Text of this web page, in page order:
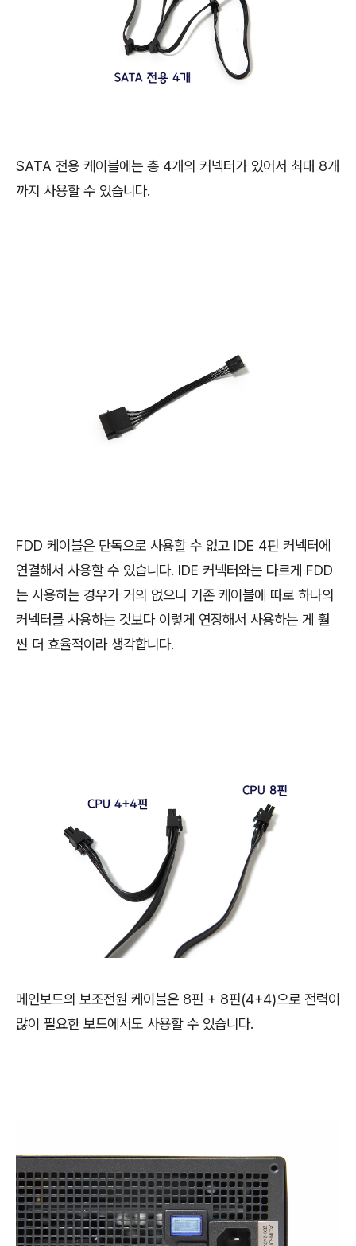
SATA 전용 케이블에는 총 4개의 커넥터가 있어서 최대 8개
까지 사용할 수 있습니다.
FDD 케이블은 단독으로 사용할 수 없고 IDE 4핀 커넥터에
연결해서 사용할 수 있습니다. IDE 커넥터와는 다르게 FDD
는 사용하는 경우가 거의 없으니 기존 케이블에 따로 하나의
커넥터를 사용하는 것보다 이렇게 연장해서 사용하는 게 훨
씬 더 효율적이라 생각합니다.
메인보드의 보조전원 케이블은 8핀 + 8핀(4+4)으로 전력이
많이 필요한 보드에서도 사용할 수 있습니다.